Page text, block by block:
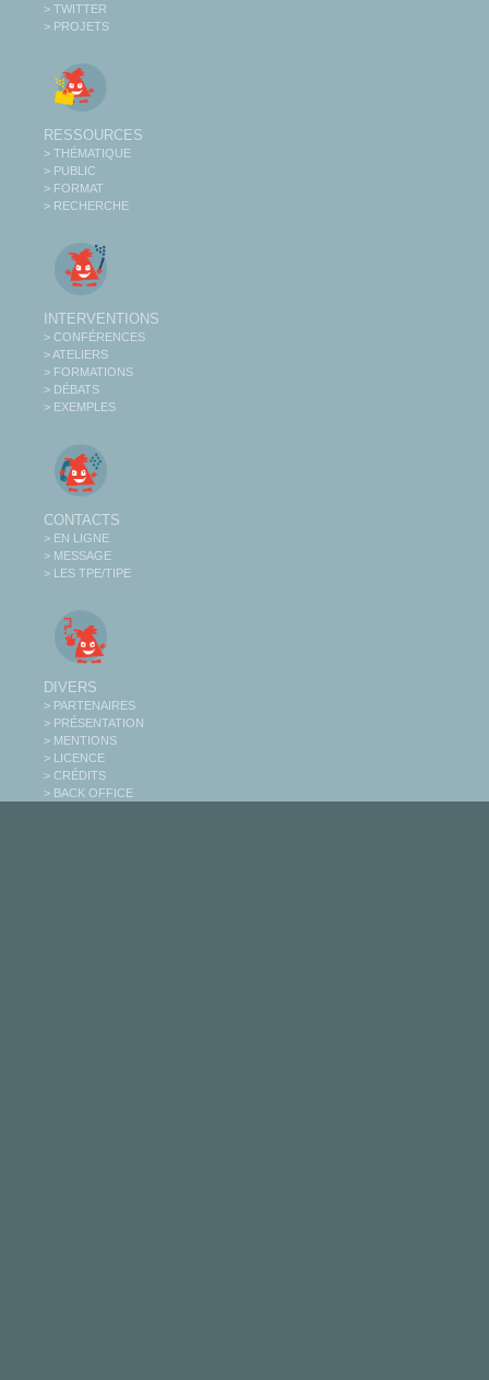
> TWITTER
> PROJETS
RESSOURCES
> THÉMATIQUE
> PUBLIC
> FORMAT
> RECHERCHE
INTERVENTIONS
> CONFÉRENCES
> ATELIERS
> FORMATIONS
> DÉBATS
> EXEMPLES
CONTACTS
> EN LIGNE
> MESSAGE
> LES TPE/TIPE
DIVERS
> PARTENAIRES
> PRÉSENTATION
> MENTIONS
> LICENCE
> CRÉDITS
> BACK OFFICE